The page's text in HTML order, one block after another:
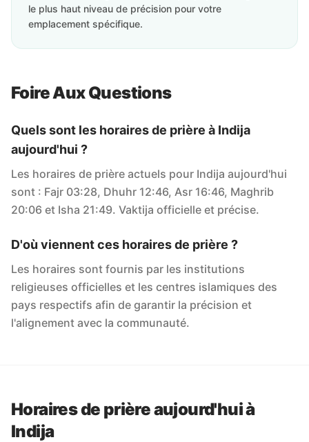
le plus haut niveau de précision pour votre
emplacement spécifique.
Foire Aux Questions
Quels sont les horaires de prière à Indija
aujourd'hui ?
Les horaires de prière actuels pour Indija aujourd'hui
sont : Fajr 03:28, Dhuhr 12:46, Asr 16:46, Maghrib
20:06 et Isha 21:49. Vaktija officielle et précise.
D'où viennent ces horaires de prière ?
Les horaires sont fournis par les institutions
religieuses officielles et les centres islamiques des
pays respectifs afin de garantir la précision et
l'alignement avec la communauté.
Horaires de prière aujourd'hui à
Indija